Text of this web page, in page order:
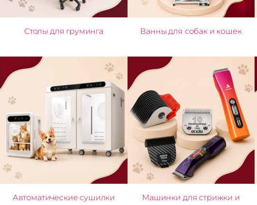
Столы для груминга Ванны для собак и кошек
Автоматические сушилки
Машинки для стрижки и